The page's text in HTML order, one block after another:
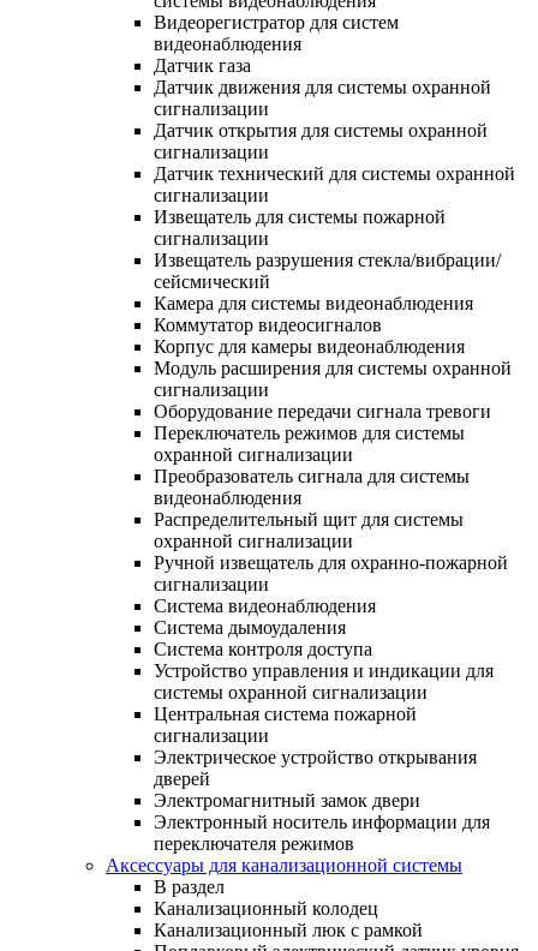
Видеорегистратор для систем
видеонаблюдения
Датчик газа
Датчик движения для системы охранной
сигнализации
Датчик открытия для системы охранной
сигнализации
Датчик технический для системы охранной
сигнализации
Извещатель для системы пожарной
сигнализации
Извещатель разрушения стекла/вибрации/
сейсмический
Камера для системы видеонаблюдения
Коммутатор видеосигналов
Корпус для камеры видеонаблюдения
Модуль расширения для системы охранной
сигнализации
Оборудование передачи сигнала тревоги
Переключатель режимов для системы
охранной сигнализации
Преобразователь сигнала для системы
видеонаблюдения
Распределительный щит для системы
охранной сигнализации
Ручной извещатель для охранно-пожарной
сигнализации
Система видеонаблюдения
Система дымоудаления
Система контроля доступа
Устройство управления и индикации для
системы охранной сигнализации
Центральная система пожарной
сигнализации
Электрическое устройство открывания
дверей
Электромагнитный замок двери
Электронный носитель информации для
переключателя режимов
Аксессуары для канализационной системы
В раздел
Канализационный колодец
Канализационный люк с рамкой